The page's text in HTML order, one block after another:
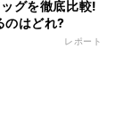
グを徹底比較!
のはどれ?
レポート